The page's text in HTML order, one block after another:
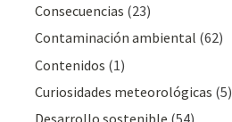
Consecuencias (23)
Contaminación ambiental (62)
Contenidos (1)
Curiosidades meteorológicas (5)